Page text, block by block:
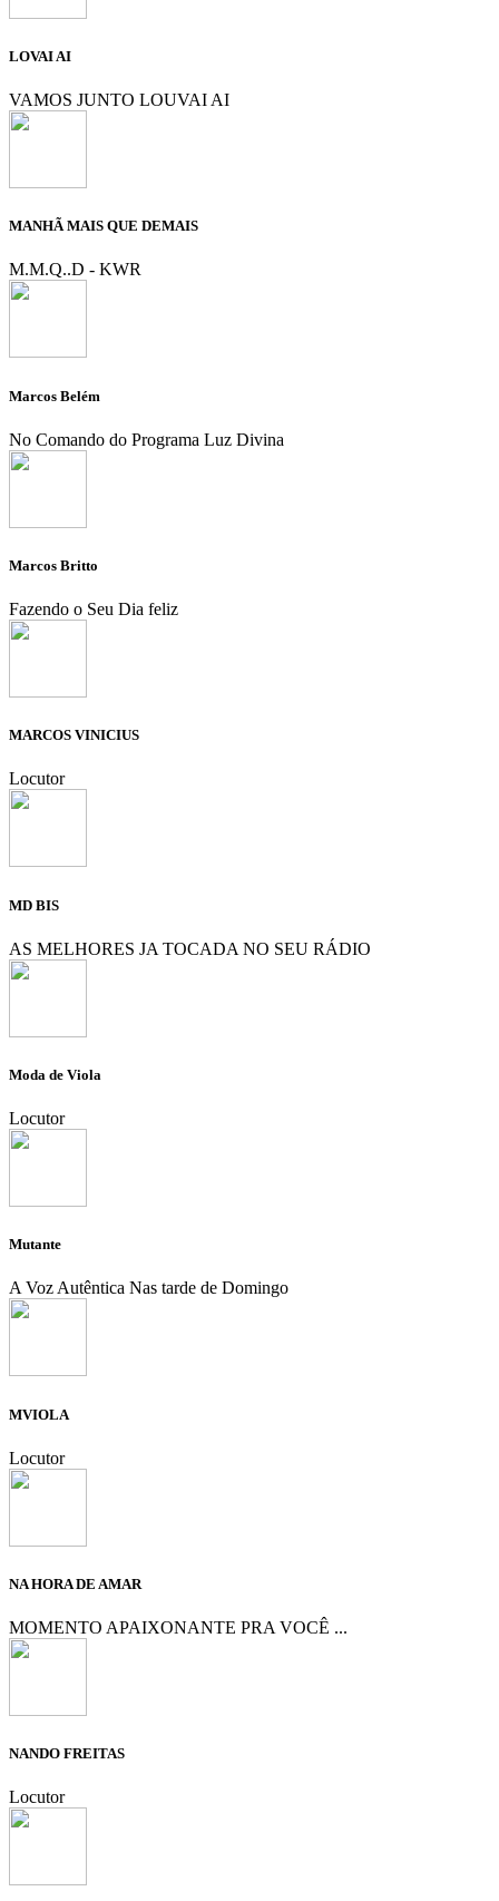
LOVAI AI
VAMOS JUNTO LOUVAI AI
MANHÃ MAIS QUE DEMAIS
M.M.Q..D - KWR
Marcos Belém
No Comando do Programa Luz Divina
Marcos Britto
Fazendo o Seu Dia feliz
MARCOS VINICIUS
Locutor
MD BIS
AS MELHORES JA TOCADA NO SEU RÁDIO
Moda de Viola
Locutor
Mutante
A Voz Autêntica Nas tarde de Domingo
MVIOLA
Locutor
NA HORA DE AMAR
MOMENTO APAIXONANTE PRA VOCÊ ...
NANDO FREITAS
Locutor